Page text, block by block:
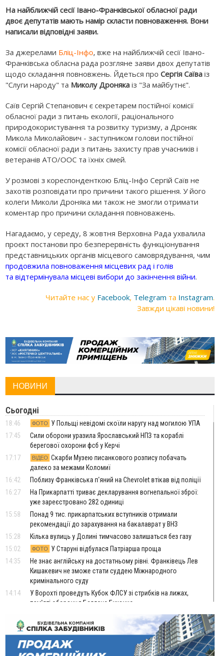
На найближчій сесії Івано-Франківської обласної ради
двоє депутатів мають намір скласти повноваження. Вони
написали відповідні заяви.
За джерелами Бліц-Інфо, вже на найближчій сесії Івано-
Франківська обласна рада розгляне заяви двох депутатів
щодо складання повновжень. Йдеться проСергія Саїва із
"Слуги народу" та Миколу Дроняка із "За майбутнє".
Саїв Сергій Степанович є секретарем постійної комісії
обласної ради з питань екології, раціонального
природокористування та розвитку туризму, а Дроняк
Микола Миколайович - заступником голови постійної
комісії обласної ради з питань захисту прав учасників і
ветеранів АТО/ООС та їхніх сімей.
У розмові з кореспонденткою Бліц-Інфо Сергій Саїв не
захотів розповідати про причини такого рішення. У його
колеги Миколи Дроняка ми також не змогли отримати
коментар про причини складання повноважень.
Нагадаємо, у середу, 8 жовтня Верховна Рада ухвалила
проєкт постанови про безперервність функціонування
представницьких органів місцевого самоврядування, чим
продовжила повноваження місцевих рад і голів
та відтермінувала місцеві вибори до закінчення війни.
Читайте нас у Facebook, Telegram та Instagram.
Завжди цікаві новини!
НОВИНИ
Сьогодні
18:46 ФОТО
У Польщі невідомі скоїли наругу над могилою УПА
17:45
Сили оборони уразила Ярославський НПЗ та кораблі
берегової охорони фсб у Керчі
17:17
ВІДЕО Скарби Музею писанкового розпису побачать
далеко за межами Коломиї
16:42
Поблизу Франківська п'яний на Chevrolet втікав від поліції
16:27
На Прикарпатті триває декларування вогнепальної зброї:
уже зареєстровано 282 одиниці
15:58
Понад 9 тис. прикарпатських вступників отримали
рекомендації до зарахування на бакалаврат у ВНЗ
15:28
Кілька вулиць у Долині тимчасово залишаться без газу
15:02
ФОТО
У Старуні відбулася Патріарша проща
14:35
Не знає англійську на достатньому рівні. Франківець Лев
Кишакевич не зможе стати суддею Міжнародного
кримінального суду
14:14
У Ворохті проведуть Кубок ФЛСУ зі стрибків на лижах,
пам'яті оборонця Богдана Бухонка
На Калущині розшукали чоловіка, який три дні
блукав у лісі
13:14
Боднар розповів про реакцію влади Польщі на атаки на
українців та про зміни після 23 серпня